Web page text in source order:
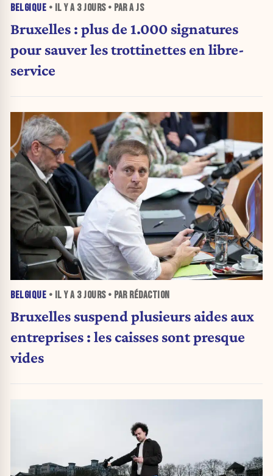
BELGIQUE • IL Y A 3 JOURS• PAR A JS
Bruxelles : plus de 1.000 signatures
pour sauver les trottinettes en libre-
service
BELGIQUE • IL Y A 3 JOURS• PAR RÉDACTION
Bruxelles suspend plusieurs aides aux
entreprises : les caisses sont presque
vides